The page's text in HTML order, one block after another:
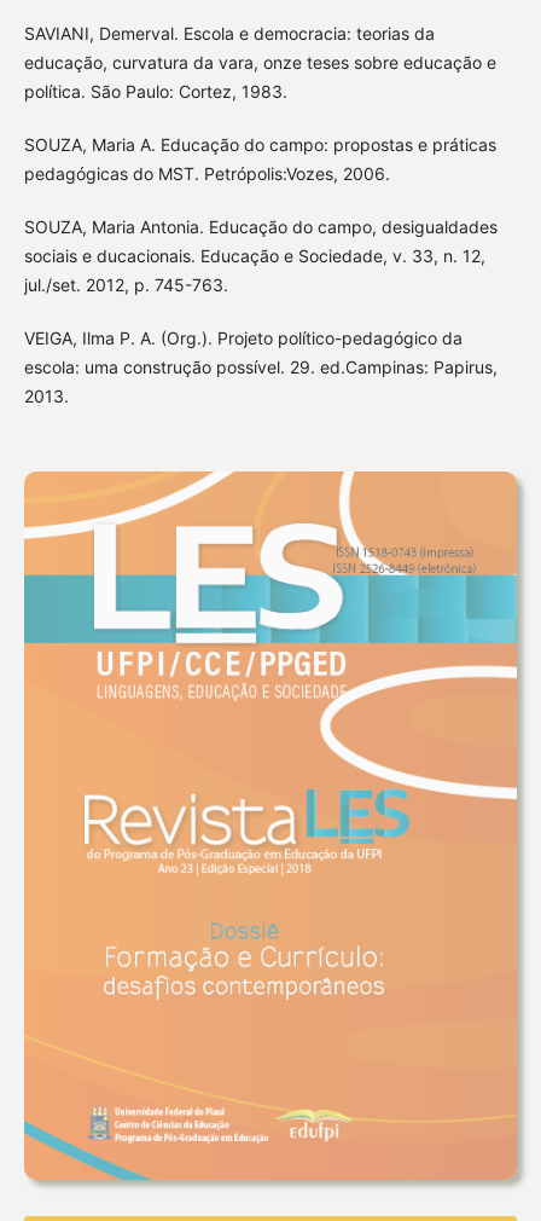
SAVIANI, Demerval. Escola e democracia: teorias da
educação, curvatura da vara, onze teses sobre educação e
política. São Paulo: Cortez, 1983.
SOUZA, Maria A. Educação do campo: propostas e práticas
pedagógicas do MST. Petrópolis:Vozes, 2006.
SOUZA, Maria Antonia. Educação do campo, desigualdades
sociais e ducacionais. Educação e Sociedade, v. 33, n. 12,
jul./set. 2012, p. 745-763.
VEIGA, Ilma P. A. (Org.). Projeto político-pedagógico da
escola: uma construção possível. 29. ed.Campinas: Papirus,
2013.